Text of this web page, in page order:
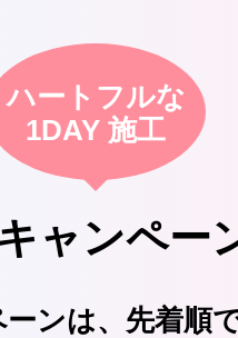
ハートフルな
1DAY 施工
ャンペー
ンは、先着順